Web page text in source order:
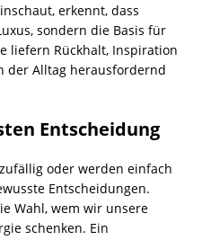
erkennt, dass
sondern die Basis für
liefern Rückhalt, Inspiration
der Alltag herausfordernd
Entscheidung
oder werden einfach
Entscheidungen.
Wahl, wem wir unsere
schenken. Ein